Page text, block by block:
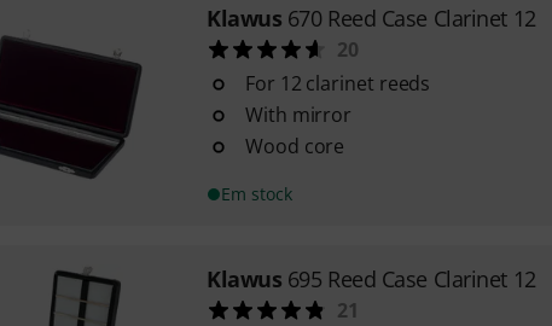
Klawus 670 Reed Case Clarinet 12
20
For 12 clarinet reeds
With mirror
Wood core
Em stock
Klawus 695 Reed Case Clarinet 12
21